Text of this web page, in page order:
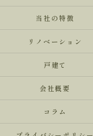
当社の特徴
リノベーション
戸建て
会社概要
コラム